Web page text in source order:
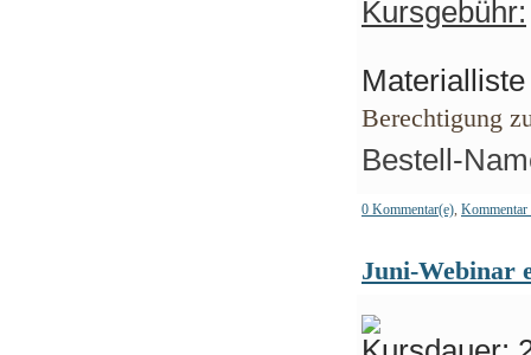
Kursgebühr:
Berechtigung
Bestell-
0 Kommentar(e), Kommentar
Juni-Webinar